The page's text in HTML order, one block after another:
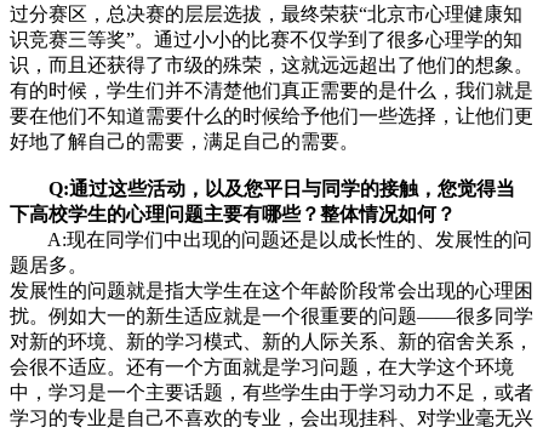
过分赛区，总决赛的层层选拔，最终荣获“北京市心理健康知
识竞赛三等奖”。通过小小的比赛不仅学到了很多心理学的知
识，而且还获得了市级的殊荣，这就远远超出了他们的想象。
有的时候，学生们并不清楚他们真正需要的是什么，我们就是
要在他们不知道需要什么的时候给予他们一些选择，让他们更
好地了解自己的需要，满足自己的需要。
Q:通过这些活动，以及您平日与同学的接触，您觉得当
下高校学生的心理问题主要有哪些？整体情况如何？
A:现在同学们中出现的问题还是以成长性的、发展性的问
题居多。
发展性的问题就是指大学生在这个年龄阶段常会出现的心理困
扰。例如大一的新生适应就是一个很重要的问题——很多同学
对新的环境、新的学习模式、新的人际关系、新的宿舍关系，
会很不适应。还有一个方面就是学习问题，在大学这个环境
中，学习是一个主要话题，有些学生由于学习动力不足，或者
学习的专业是自己不喜欢的专业，会出现挂科、对学业毫无兴